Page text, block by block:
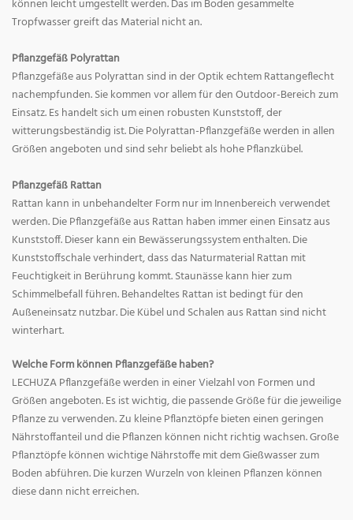
können leicht umgestellt werden. Das im Boden gesammelte
Tropfwasser greift das Material nicht an.
Pflanzgefäß Polyrattan
Pflanzgefäße aus Polyrattan sind in der Optik echtem Rattangeflecht
nachempfunden. Sie kommen vor allem für den Outdoor-Bereich zum
Einsatz. Es handelt sich um einen robusten Kunststoff, der
witterungsbeständig ist. Die Polyrattan-Pflanzgefäße werden in allen
Größen angeboten und sind sehr beliebt als hohe Pflanzkübel.
Pflanzgefäß Rattan
Rattan kann in unbehandelter Form nur im Innenbereich verwendet
werden. Die Pflanzgefäße aus Rattan haben immer einen Einsatz aus
Kunststoff. Dieser kann ein Bewässerungssystem enthalten. Die
Kunststoffschale verhindert, dass das Naturmaterial Rattan mit
Feuchtigkeit in Berührung kommt. Staunässe kann hier zum
Schimmelbefall führen. Behandeltes Rattan ist bedingt für den
Außeneinsatz nutzbar. Die Kübel und Schalen aus Rattan sind nicht
winterhart.
Welche Form können Pflanzgefäße haben?
LECHUZA Pflanzgefäße werden in einer Vielzahl von Formen und
Größen angeboten. Es ist wichtig, die passende Größe für die jeweilige
Pflanze zu verwenden. Zu kleine Pflanztöpfe bieten einen geringen
Nährstoffanteil und die Pflanzen können nicht richtig wachsen. Große
Pflanztöpfe können wichtige Nährstoffe mit dem Gießwasser zum
Boden abführen. Die kurzen Wurzeln von kleinen Pflanzen können
diese dann nicht erreichen.